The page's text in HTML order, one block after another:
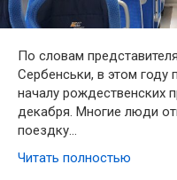
По словам
Сербенськи, в этом году
началу рождественских
декабря. Многие люди
поездку…
Читать полностью